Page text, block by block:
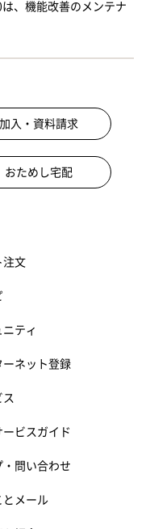
、機能改善のメンテナ
加入・資料請求
おためし宅配
注文
ニティ
ーネット登録
ス
ービスガイド
・問い合わせ
とメール